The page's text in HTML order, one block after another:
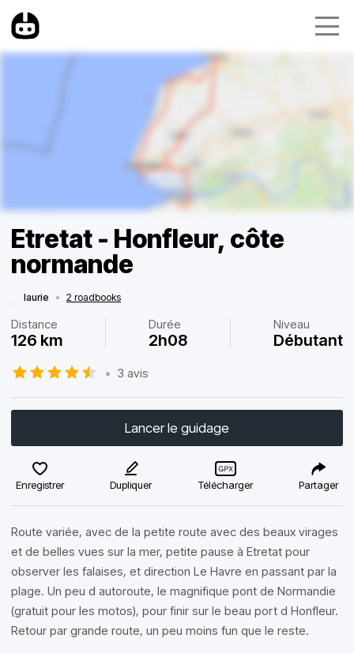
Etretat - Honfleur, côte
normande
laurie • 2 roadbooks
Distance
126 km
Durée
2h08
Niveau
Débutant
• 3 avis
Lancer le guidage
Enregistrer Dupliquer Télécharger Partager
Route variée, avec de la petite route avec des beaux virages
et de belles vues sur la mer, petite pause à Etretat pour
observer les falaises, et direction Le Havre en passant par la
plage. Un peu d autoroute, le magnifique pont de Normandie
(gratuit pour les motos), pour finir sur le beau port d Honfleur.
Retour par grande route, un peu moins fun que le reste.